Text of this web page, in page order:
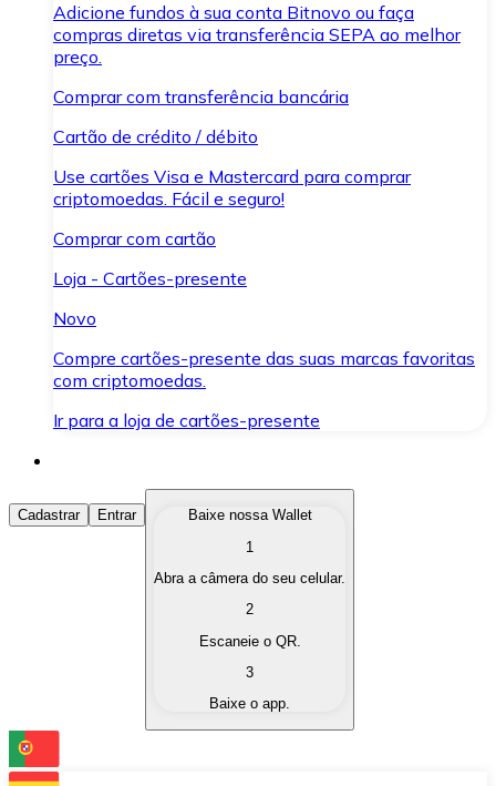
Adicione fundos à sua conta Bitnovo ou faça
compras diretas via transferência SEPA ao melhor
preço.
Comprar com transferência bancária
Cartão de crédito / débito
Use cartões Visa e Mastercard para comprar
criptomoedas. Fácil e seguro!
Comprar com cartão
Loja - Cartões-presente
Novo
Compre cartões-presente das suas marcas favoritas
com criptomoedas.
Ir para a loja de cartões-presente
Comprar Criptomoedas
Compre as criptomoedas de seu interesse de forma
Converta suas criptomoedas em moeda fiduciária
Troque uma criptomoeda por outra
Cadastrar Entrar
Baixe nossa Wallet
1
Abra a câmera do seu celular.
2
Escaneie o QR.
3
Baixe o app.